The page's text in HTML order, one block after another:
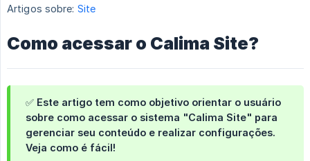
Artigos sobre: Site
Como acessar o Calima Site?
✅ Este artigo tem como objetivo orientar o usuário
sobre como acessar o sistema "Calima Site" para
gerenciar seu conteúdo e realizar configurações.
Veja como é fácil!